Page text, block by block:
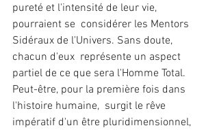
pureté et l'intensité de leur vie,
pourraient se  considérer les Mentors
Sidéraux de l'Univers. Sans doute,
chacun d'eux  représente un aspect
partiel de ce que sera l'Homme Total.
Peut-être, pour la première fois dans
l'histoire humaine,  surgit le rêve
impératif d'un être pluridimensionnel,